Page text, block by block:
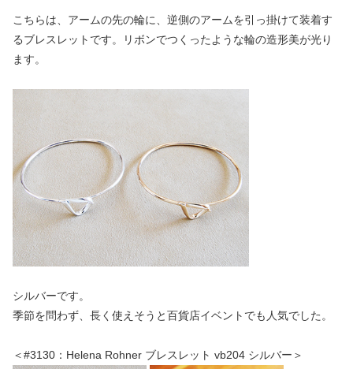
こちらは、アームの先の輪に、逆側のアームを引っ掛けて装着す
るブレスレットです。リボンでつくったような輪の造形美が光り
ます。
シルバーです。
季節を問わず、長く使えそうと百貨店イベントでも人気でした。
＜#3130：Helena Rohner ブレスレット vb204 シルバー＞